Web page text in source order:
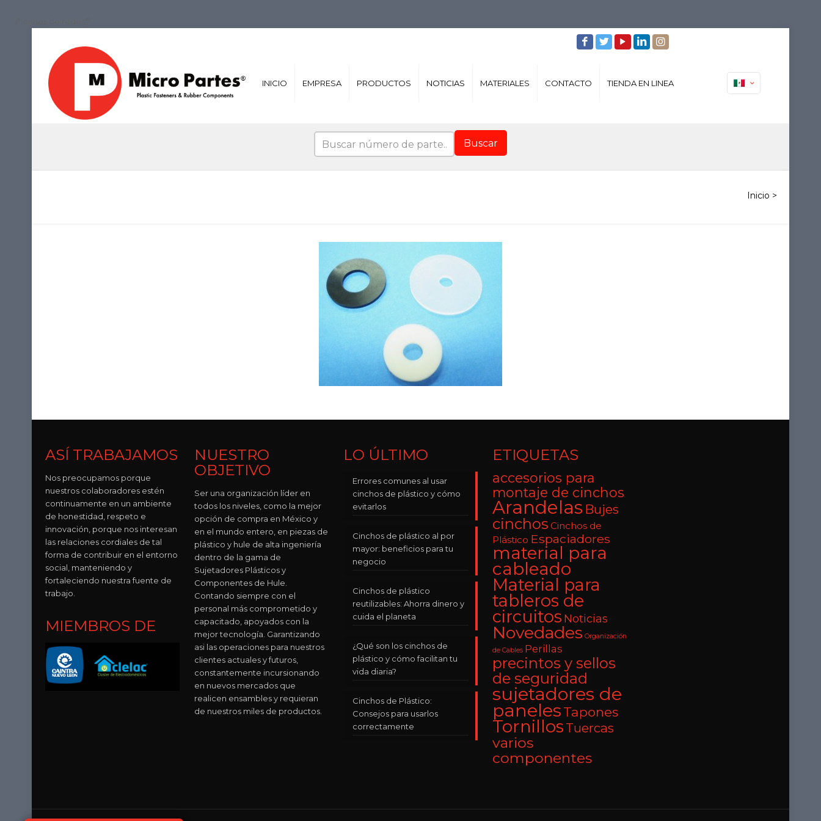
INICIO EMPRESA PRODUCTOS NOTICIAS MATERIALES CONTACTO TIENDA EN LINEA
Buscar
ASÍ TRABAJAMOS
Nos preocupamos porque
nuestros colaboradores estén
continuamente en un ambiente
de honestidad, respeto e
innovación, porque nos interesan
las relaciones cordiales de tal
forma de contribuir en el entorno
social, manteniendo y
fortaleciendo nuestra fuente de
trabajo.
MIEMBROS DE
NUESTRO
OBJETIVO
Ser una organización líder en
todos los niveles, como la mejor
opción de compra en México y
en el mundo entero, en piezas de
plástico y hule de alta ingeniería
dentro de la gama de
Sujetadores Plásticos y
Componentes de Hule.
Contando siempre con el
personal más comprometido y
capacitado, apoyados con la
mejor tecnología. Garantizando
asi las operaciones para nuestros
clientes actuales y futuros,
constantemente incursionando
en nuevos mercados que
realicen ensambles y requieran
de nuestros miles de productos.
LO ÚLTIMO
Errores comunes al usar
cinchos de plástico y cómo
evitarlos
Cinchos de plástico al por
mayor: beneficios para tu
negocio
Cinchos de plástico
reutilizables: Ahorra dinero y
cuida el planeta
¿Qué son los cinchos de
plástico y cómo facilitan tu
vida diaria?
Cinchos de Plástico:
Consejos para usarlos
correctamente
ETIQUETAS
accesorios para
montaje de cinchos
Arandelas Bujes
cinchos Cinchos de
Plástico Espaciadores
material para
cableado
Material para
tableros de
circuitos Noticias
Novedades Organización
de Cables Perillas
precintos y sellos
de seguridad
sujetadores de
paneles Tapones
Tornillos Tuercas
varios
componentes